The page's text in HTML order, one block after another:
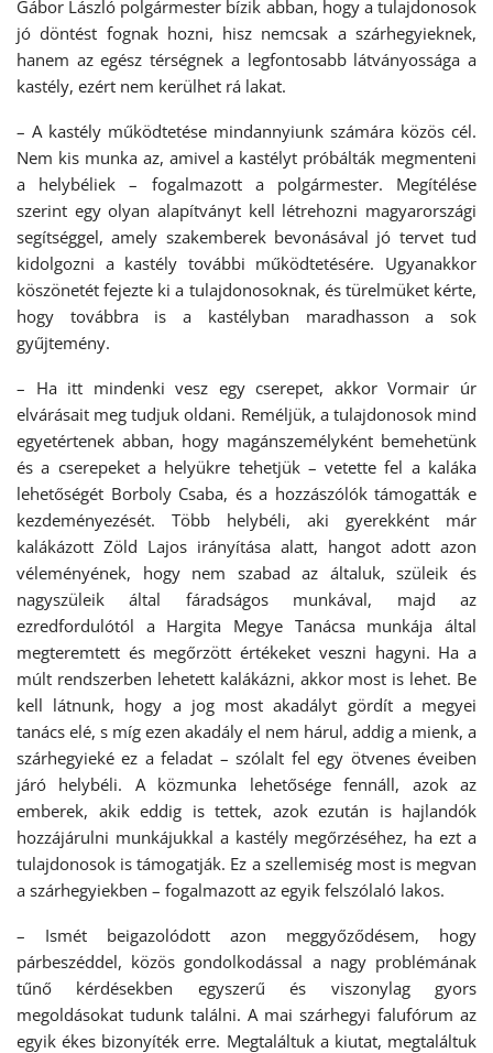
Gábor László polgármester bízik abban, hogy a tulajdonosok
jó döntést fognak hozni, hisz nemcsak a szárhegyieknek,
hanem az egész térségnek a legfontosabb látványossága a
kastély, ezért nem kerülhet rá lakat.
– A kastély működtetése mindannyiunk számára közös cél.
Nem kis munka az, amivel a kastélyt próbálták megmenteni
a helybéliek – fogalmazott a polgármester. Megítélése
szerint egy olyan alapítványt kell létrehozni magyarországi
segítséggel, amely szakemberek bevonásával jó tervet tud
kidolgozni a kastély további működtetésére. Ugyanakkor
köszönetét fejezte ki a tulajdonosoknak, és türelmüket kérte,
hogy továbbra is a kastélyban maradhasson a sok
gyűjtemény.
– Ha itt mindenki vesz egy cserepet, akkor Vormair úr
elvárásait meg tudjuk oldani. Reméljük, a tulajdonosok mind
egyetértenek abban, hogy magánszemélyként bemehetünk
és a cserepeket a helyükre tehetjük – vetette fel a kaláka
lehetőségét Borboly Csaba, és a hozzászólók támogatták e
kezdeményezését. Több helybéli, aki gyerekként már
kalákázott Zöld Lajos irányítása alatt, hangot adott azon
véleményének, hogy nem szabad az általuk, szüleik és
nagyszüleik által fáradságos munkával, majd az
ezredfordulótól a Hargita Megye Tanácsa munkája által
megteremtett és megőrzött értékeket veszni hagyni. Ha a
múlt rendszerben lehetett kalákázni, akkor most is lehet. Be
kell látnunk, hogy a jog most akadályt gördít a megyei
tanács elé, s míg ezen akadály el nem hárul, addig a mienk, a
szárhegyieké ez a feladat – szólalt fel egy ötvenes éveiben
járó helybéli. A közmunka lehetősége fennáll, azok az
emberek, akik eddig is tettek, azok ezután is hajlandók
hozzájárulni munkájukkal a kastély megőrzéséhez, ha ezt a
tulajdonosok is támogatják. Ez a szellemiség most is megvan
a szárhegyiekben – fogalmazott az egyik felszólaló lakos.
– Ismét beigazolódott azon meggyőződésem, hogy
párbeszéddel, közös gondolkodással a nagy problémának
tűnő kérdésekben egyszerű és viszonylag gyors
megoldásokat tudunk találni. A mai szárhegyi falufórum az
egyik ékes bizonyíték erre. Megtaláltuk a kiutat, megtaláltuk